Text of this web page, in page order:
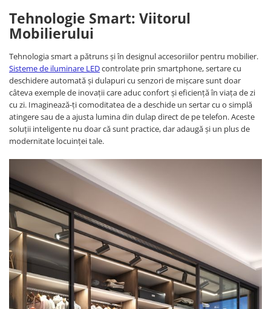
Tehnologie Smart: Viitorul
Mobilierului
Tehnologia smart a pătruns și în designul accesoriilor pentru mobilier.
Sisteme de iluminare LEDcontrolate prin smartphone, sertare cu
deschidere automată și dulapuri cu senzori de mișcare sunt doar
câteva exemple de inovații care aduc confort și eficiență în viața de zi
cu zi. Imaginează-ți comoditatea de a deschide un sertar cu o simplă
atingere sau de a ajusta lumina din dulap direct de pe telefon. Aceste
soluții inteligente nu doar că sunt practice, dar adaugă și un plus de
modernitate locuinței tale.